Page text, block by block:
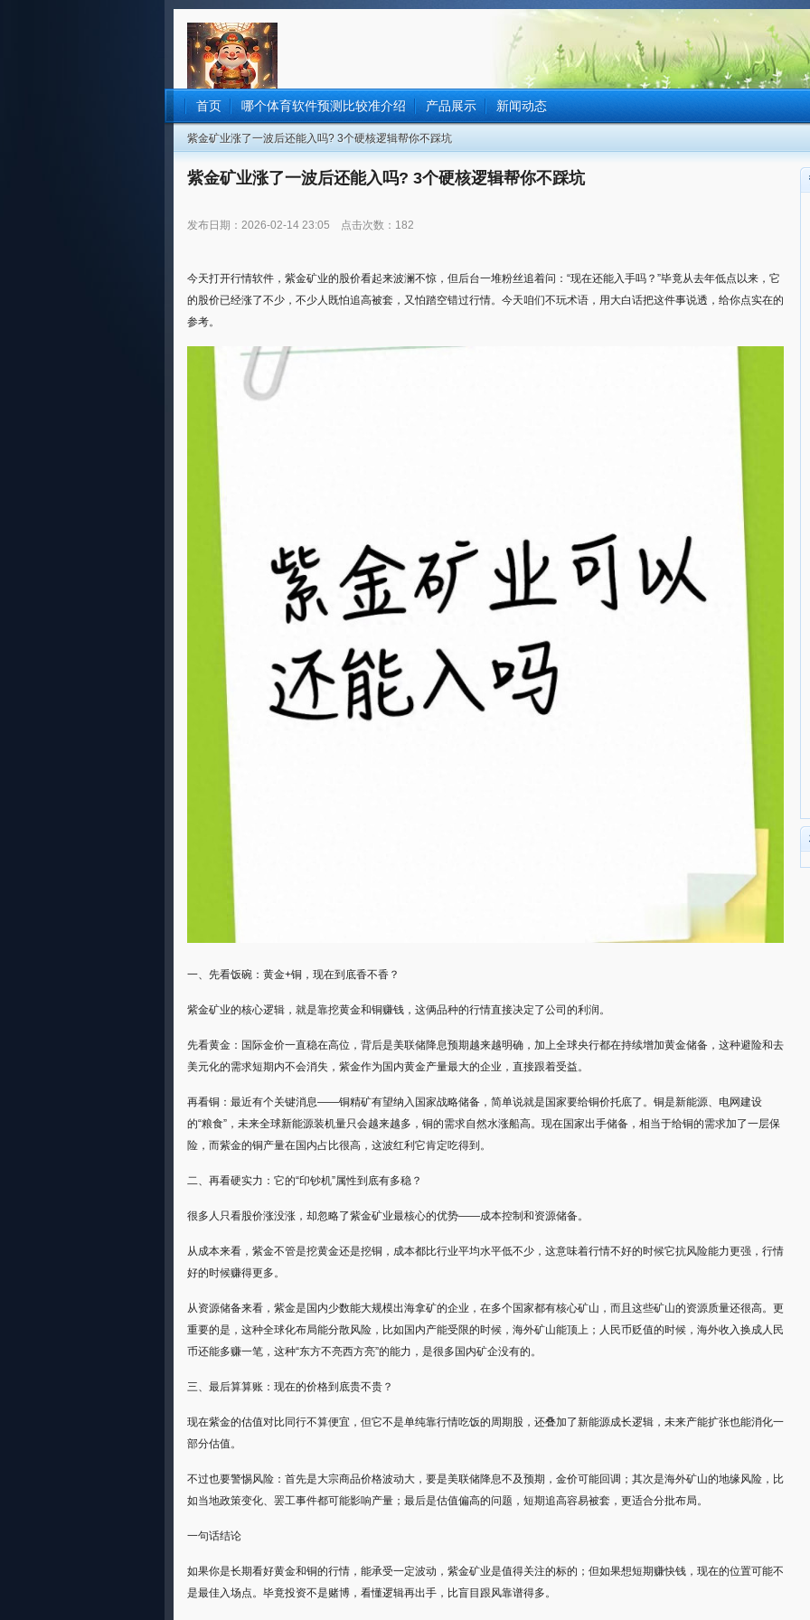
首页 哪个体育软件预测比较准介绍 产品展示 新闻动态
紫金矿业涨了一波后还能入吗? 3个硬核逻辑帮你不踩坑
紫金矿业涨了一波后还能入吗? 3个硬核逻辑帮你不踩坑
发布日期：2026-02-14 23:05 点击次数：182
今天打开行情软件，紫金矿业的股价看起来波澜不惊，但后台一堆粉丝追着问：“现在还能入手吗？”毕竟从去年低点以来，它
的股价已经涨了不少，不少人既怕追高被套，又怕踏空错过行情。今天咱们不玩术语，用大白话把这件事说透，给你点实在的
参考。
一、先看饭碗：黄金+铜，现在到底香不香？
紫金矿业的核心逻辑，就是靠挖黄金和铜赚钱，这俩品种的行情直接决定了公司的利润。
先看黄金：国际金价一直稳在高位，背后是美联储降息预期越来越明确，加上全球央行都在持续增加黄金储备，这种避险和去
美元化的需求短期内不会消失，紫金作为国内黄金产量最大的企业，直接跟着受益。
再看铜：最近有个关键消息——铜精矿有望纳入国家战略储备，简单说就是国家要给铜价托底了。铜是新能源、电网建设
的“粮食”，未来全球新能源装机量只会越来越多，铜的需求自然水涨船高。现在国家出手储备，相当于给铜的需求加了一层保
险，而紫金的铜产量在国内占比很高，这波红利它肯定吃得到。
二、再看硬实力：它的“印钞机”属性到底有多稳？
很多人只看股价涨没涨，却忽略了紫金矿业最核心的优势——成本控制和资源储备。
从成本来看，紫金不管是挖黄金还是挖铜，成本都比行业平均水平低不少，这意味着行情不好的时候它抗风险能力更强，行情
好的时候赚得更多。
从资源储备来看，紫金是国内少数能大规模出海拿矿的企业，在多个国家都有核心矿山，而且这些矿山的资源质量还很高。更
重要的是，这种全球化布局能分散风险，比如国内产能受限的时候，海外矿山能顶上；人民币贬值的时候，海外收入换成人民
币还能多赚一笔，这种“东方不亮西方亮”的能力，是很多国内矿企没有的。
三、最后算算账：现在的价格到底贵不贵？
现在紫金的估值对比同行不算便宜，但它不是单纯靠行情吃饭的周期股，还叠加了新能源成长逻辑，未来产能扩张也能消化一
部分估值。
不过也要警惕风险：首先是大宗商品价格波动大，要是美联储降息不及预期，金价可能回调；其次是海外矿山的地缘风险，比
如当地政策变化、罢工事件都可能影响产量；最后是估值偏高的问题，短期追高容易被套，更适合分批布局。
一句话结论
如果你是长期看好黄金和铜的行情，能承受一定波动，紫金矿业是值得关注的标的；但如果想短期赚快钱，现在的位置可能不
是最佳入场点。毕竟投资不是赌博，看懂逻辑再出手，比盲目跟风靠谱得多。